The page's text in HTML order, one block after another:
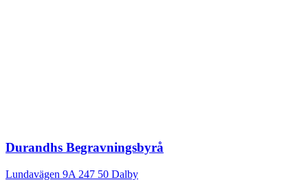
Durandhs Begravningsbyrå
Lundavägen 9A 247 50 Dalby